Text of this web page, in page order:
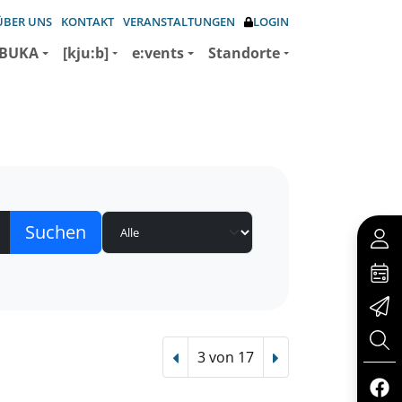
UNS KONTAKT VERANSTALTUNGEN LOGIN
[kju:b] e:vents Standorte
Vorheriger Treffer
3 von 17 Nächster Treffer